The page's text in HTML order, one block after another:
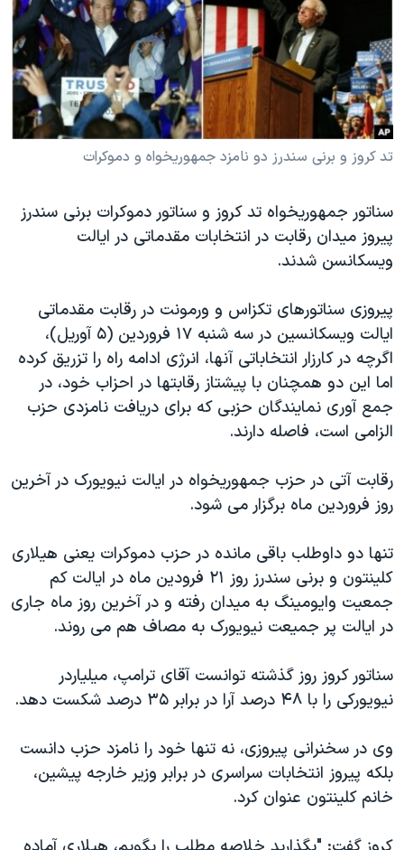
فرهنگ و زندگی
حقوق شهروندی
اقتصادی
علم و فناوری
آرشیو پخش زنده
انتخابات ریاست جمهوری آمریکا ۲۰۲۴
حمله جمهوری اسلامی به اسرائیل
رمز مهسا
مجموعه مستندهای دادخواهی
تریبونال مردمی آبان ۹۸
چهل سال گروگان‌گیری
قانون شفافیت دارائی کادر رهبری ایران
اعتراضات مردمی آبان ۹۸
اسرائیل در جنگ
نرگس محمدی برنده جایزه نوبل صلح
همایش محافظه‌کاران آمریکا «سی‌پک»
صفحه‌های ویژه
زبانهای مختلف
تد کروز و برنی سندرز دو نامزد جمهوریخواه و دموکرات
سناتور جمهوریخواه تد کروز و سناتور دموکرات برنی سندرز
پیروز میدان رقابت در انتخابات مقدماتی در ایالت
ویسکانسن شدند.
پیروزی سناتورهای تکزاس و ورمونت در رقابت مقدماتی
ایالت ویسکانسین در سه شنبه ۱۷ فروردین (۵ آوریل)،
اگرچه در کارزار انتخاباتی آنها، انرژی ادامه راه را تزریق کرده
اما این دو همچنان با پیشتاز رقابتها در احزاب خود، در
جمع آوری نمایندگان حزبی که برای دریافت نامزدی حزب
الزامی است، فاصله دارند.
رقابت آتی در حزب جمهوریخواه در ایالت نیویورک در آخرین
روز فروردین ماه برگزار می شود.
تنها دو داوطلب باقی مانده در حزب دموکرات یعنی هیلاری
کلینتون و برنی سندرز روز ۲۱ فرودین ماه در ایالت کم
جمعیت وایومینگ به میدان رفته و در آخرین روز ماه جاری
در ایالت پر جمیعت نیویورک به مصاف هم می روند.
سناتور کروز روز گذشته توانست آقای ترامپ، میلیاردر
نیویورکی را با ۴۸ درصد آرا در برابر ۳۵ درصد شکست دهد.
وی در سخنرانی پیروزی، نه تنها خود را نامزد حزب دانست
بلکه پیروز انتخابات سراسری در برابر وزیر خارجه پیشین،
خانم کلینتون عنوان کرد.